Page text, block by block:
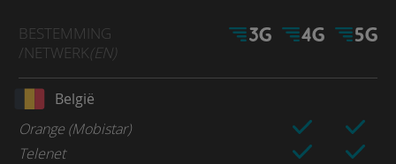
BESTEMMING
/NETWERK(EN)
België
Orange (Mobistar)
Telenet